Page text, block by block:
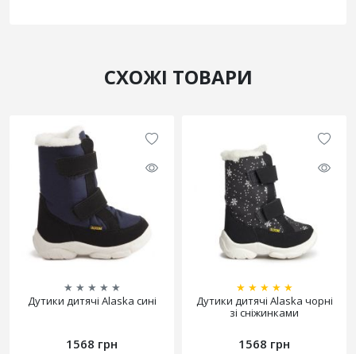
СХОЖІ ТОВАРИ
★ ★ ★ ★ ★
Дутики дитячі Alaska сині
1568 грн
★ ★ ★ ★ ★
Дутики дитячі Alaska чорні
зі сніжинками
1568 грн